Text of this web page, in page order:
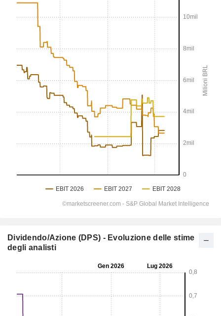
Dividendo/Azione (DPS) - Evoluzione delle stime
degli analisti